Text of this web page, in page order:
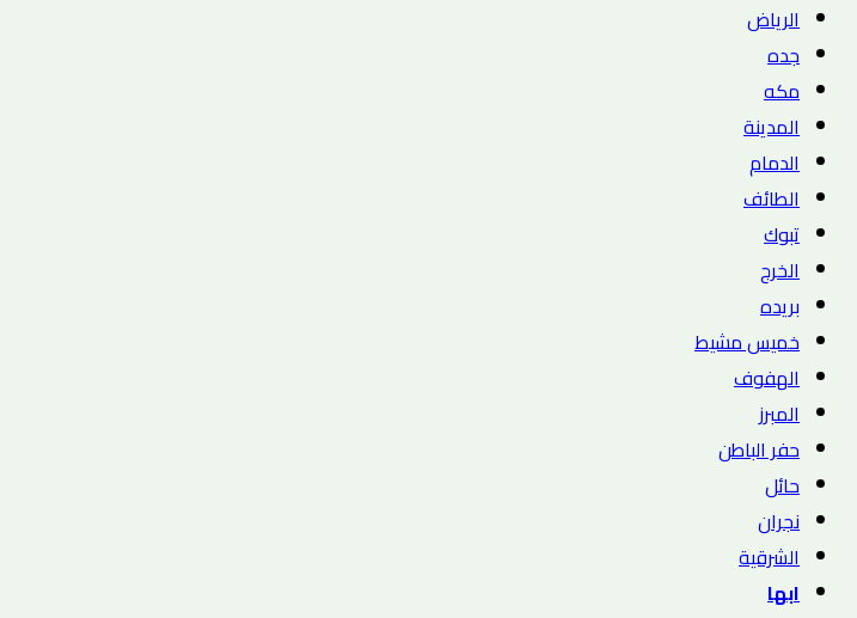
الرياض
جده
مكه
المدينة
الدمام
الطائف
تبوك
الخرج
بريده
خميس مشيط
الهفوف
المبرز
حفر الباطن
حائل
نجران
الشرقية
ابها